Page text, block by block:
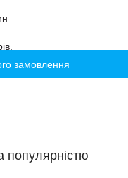
замовлення
популярністю